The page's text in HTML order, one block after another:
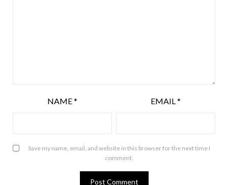
NAME* EMAIL*
Save my name, email, and website in this browser for the next time I
comment.